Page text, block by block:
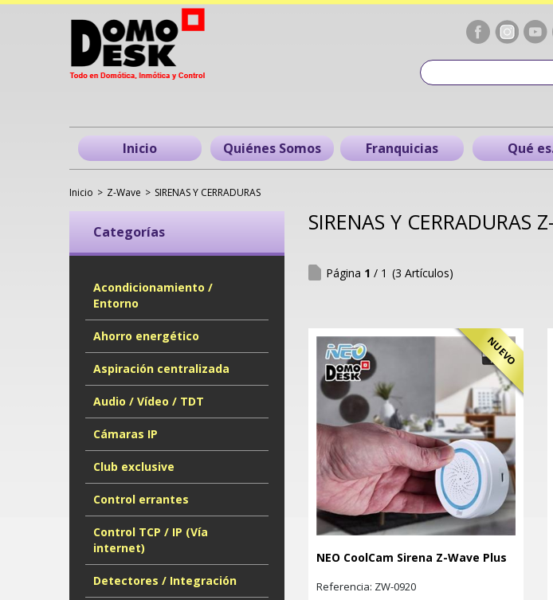
Inicio Quiénes Somos Franquicias Qué
Inicio > Z-Wave > SIRENAS Y CERRADURAS
Categorías
Acondicionamiento /
Entorno
Ahorro energético
Aspiración centralizada
Audio / Vídeo / TDT
Cámaras IP
Club exclusive
Control errantes
Control TCP / IP (Vía
internet)
Detectores / Integración
SIRENAS Y CERRADURAS
Página 1 / 1 (3 Artículos)
NUEVO
NEO CoolCam Sirena Z-Wave Plus
Referencia: ZW-0920